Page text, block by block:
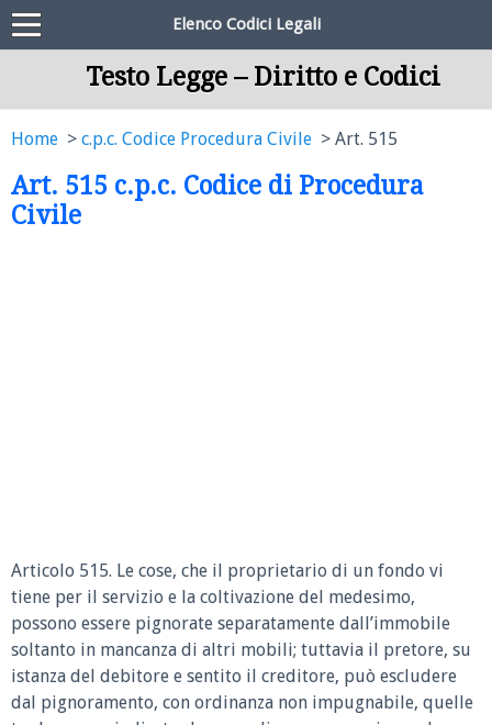
Elenco Codici Legali
Testo Legge – Diritto e Codici
Home c.p.c. Codice Procedura Civile Art. 515
Art. 515 c.p.c. Codice di Procedura
Civile
Articolo 515. Le cose, che il proprietario di un fondo vi
tiene per il servizio e la coltivazione del medesimo,
possono essere pignorate separatamente dall’immobile
soltanto in mancanza di altri mobili; tuttavia il pretore, su
istanza del debitore e sentito il creditore, può escludere
dal pignoramento, con ordinanza non impugnabile, quelle